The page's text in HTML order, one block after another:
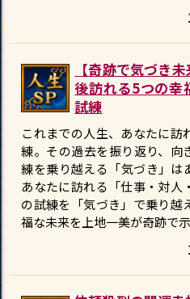
【奇跡で気づき
後訪れる5つの幸
試練
これまでの人生、あなたに訪
練。その過去を振り返り、向
練を乗り越える「気づき」は
あなたに訪れる「仕事・対人
の試練を「気づき」で乗り越
福な未来を上地一美が奇跡で